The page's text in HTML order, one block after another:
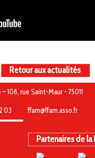
Retour aux actualités
108, rue Saint-Maur - 75011
03 ffam@ffam.asso.fr
Partenaires de la